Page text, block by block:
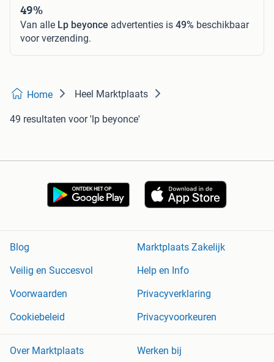
49%
Van alle Lp beyonce advertenties is 49% beschikbaar
voor verzending.
Home Heel Marktplaats
49 resultaten voor 'lp beyonce'
Blog
Marktplaats Zakelijk
Veilig en Succesvol
Help en Info
Voorwaarden
Privacyverklaring
Cookiebeleid
Privacyvoorkeuren
Over Marktplaats Werken bij